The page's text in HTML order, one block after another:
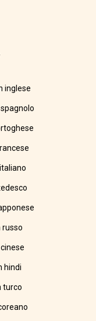
inglese
russo
hindi
turco